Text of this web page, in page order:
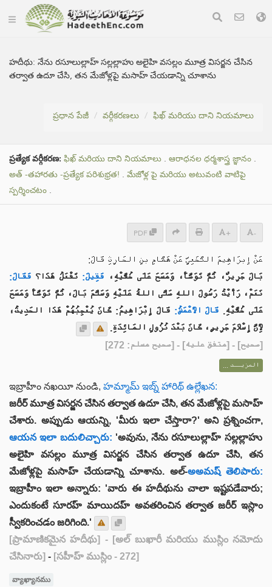
హదీథు:నేను రసూలుల్లాహ్ సల్లల్లాహు అలైహి వసల్లం మూత్ర విసర్జన చేసిన
తర్వాత ఉదూ చేసి, తన మేజోళ్లపై మసాహ్ చేయడాన్ని చూశాను
ప్రధాన పేజీ వర్గీకరణలు ఫిఖ్ మరియు దాని నియమాలు
ప్రత్యేక వర్గీకరణ: ఫిఖ్ మరియు దాని నియమాలు . ఆరాధనల ధర్మశాస్త్ర జ్ఞానం .
అత్ -తహారతు -ప్రత్యేక పరిశుభ్రత! . మేజోళ్ల పై మరియు అటువంటి వాటిపై
స్పర్శించటం .
PDF + -
عَنْ إِبرَاهِيمَ النَّخَعِيِّ عَنْ هَمَّامِ بنِ الحَارِثِ قَالَ:
بَالَ جَرِيرٌ، ثُمَّ تَوَضَّأَ، وَمَسَحَ عَلَى خُفَّيْهِ،
فَقِيلَ: تَفْعَلُ هَذَا؟ فَقَالَ:
نَعَمْ، رَأَيْتُ رَسُولَ اللهِ صَلَّى اللهُ عَلَيْهِ وَسَلَّمَ بَالَ، ثُمَّ تَوَضَّأَ وَمَسَحَ
عَلَى خُفَّيْهِ. قَالَ الأَعْمَشُ: قَالَ إِبْرَاهِيمُ: كَانَ يُعْجِبُهُمْ هَذَا الحَدِيثُ؛
لِأَنَّ إِسْلَامَ جَرِيرٍ، كَانَ بَعْدَ نُزُولِ المَائِدَةِ.
[صحيح] - [متفق عليه] - [صحيح مسلم: 272]
المزيــد ...
ఇబ్రాహీం నఖయీ నుండి, హమ్మామ్ ఇబ్న్ హారిథ్ ఉల్లేఖన:
జరీర్ మూత్ర విసర్జన చేసిన తర్వాత ఉదూ చేసి, తన మేజోళ్లపై మసాహ్
చేశారు. అప్పుడు ఆయన్ని, 'మీరు ఇలా చేస్తారా?' అని ప్రశ్నించగా,
ఆయన ఇలా బదులిచ్చారు: 'అవును, నేను రసూలుల్లాహ్ సల్లల్లాహు
అలైహి వసల్లం మూత్ర విసర్జన చేసిన తర్వాత ఉదూ చేసి, తన
మేజోళ్లపై మసాహ్ చేయడాన్ని చూశాను. అల్-అఅమష్ తెలిపారు:
ఇబ్రాహీం ఇలా అన్నారు: 'వారు ఈ హదీథును చాలా ఇష్టపడేవారు;
ఎందుకంటే సూరహ్ మాయిదహ్ అవతరించిన తర్వాత జరీర్ ఇస్లాం
స్వీకరించడం జరిగింది.'
[ప్రామాణికమైన హదీథు] - [అల్ బుఖారీ మరియు ముస్లిం నమోదు
చేసినారు] - [సహీహ్ ముస్లిం - 272]
వ్యాఖ్యానము